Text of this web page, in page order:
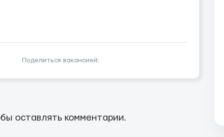
Поделиться вакансией:
оставлять комментарии.